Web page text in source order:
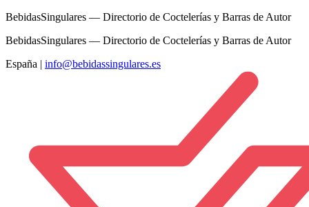
BebidasSingulares — Directorio de Coctelerías y Barras de Autor
BebidasSingulares — Directorio de Coctelerías y Barras de Autor
España | info@bebidassingulares.es